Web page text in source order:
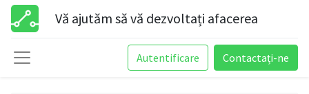
Vă ajutăm să vă dezvoltați afacerea
Autentificare Contactați-ne